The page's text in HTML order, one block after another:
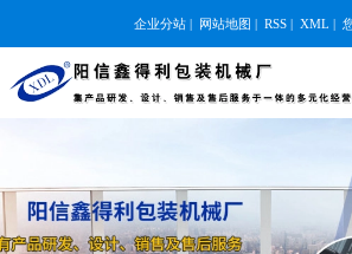
企业分站| 网站地图 | RSS| XML |